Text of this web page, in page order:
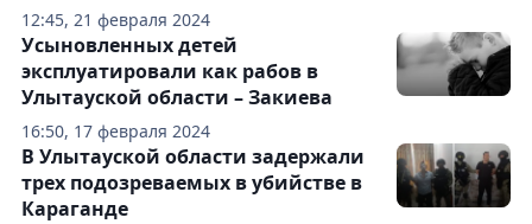
12:45, 21 февраля 2024
16:50, 17 февраля 2024
Усыновленных детей
эксплуатировали как рабов в
Улытауской области – Закиева
В Улытауской области задержали
трех подозреваемых в убийстве в
Караганде